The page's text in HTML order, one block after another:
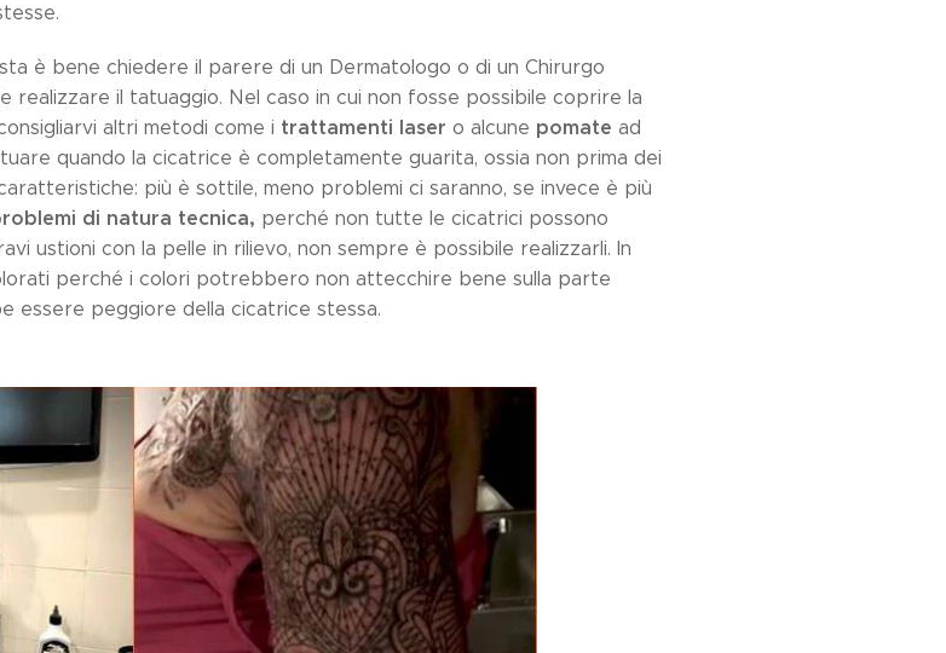
è bene chiedere il parere di un Dermatologo o di un Chirurgo
realizzare il tatuaggio. Nel caso in cui non fosse possibile coprire la
altri metodi come i trattamenti laser o alcune pomate ad
quando la cicatrice è completamente guarita, ossia non prima dei
più è sottile, meno problemi ci saranno, se invece è più
di natura tecnica, perché non tutte le cicatrici possono
ustioni con la pelle in rilievo, non sempre è possibile realizzarli. In
perché i colori potrebbero non attecchire bene sulla parte
essere peggiore della cicatrice stessa.